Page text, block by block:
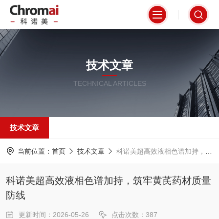
技术文章
TECHNICAL ARTICLES
技术文章
当前位置： 首页 技术文章 科诺美超高效液相色谱加持，筑牢黄芪药材质量防线
科诺美超高效液相色谱加持，筑牢黄芪药材质量
防线
更新时间：2026-05-26 点击次数：387